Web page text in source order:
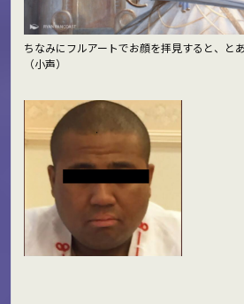
ちなみにフルアートでお顔を拝見すると、と
（小声）